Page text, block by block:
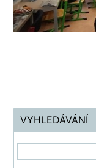
VYHLEDÁVÁNÍ